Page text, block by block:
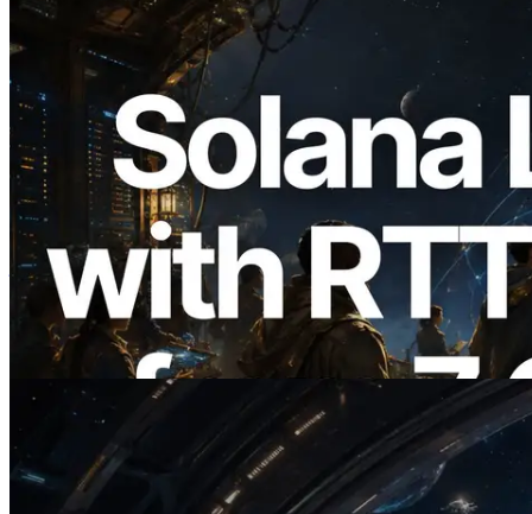
2026.08.05
ERPC 扩展 Solana Leader Slot API：新
增全球 7 个区域的 Ping 测量，Validators
Information API 同步上线
阅读此文章